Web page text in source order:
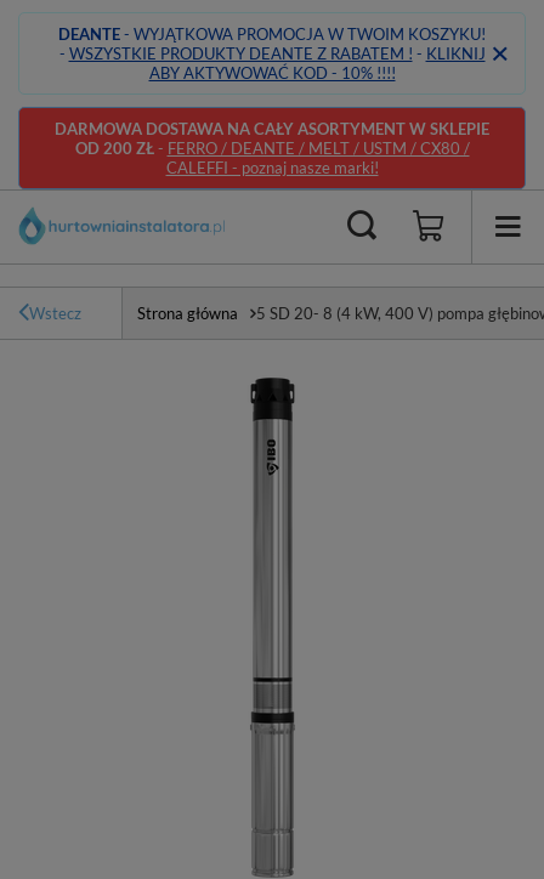
DEANTE- WYJĄTKOWA PROMOCJA W TWOIM KOSZYKU!
- WSZYSTKIE PRODUKTY DEANTE Z RABATEM ! - KLIKNIJ
ABY AKTYWOWAĆ KOD - 10% !!!!
DARMOWA DOSTAWA NA CAŁY ASORTYMENT W SKLEPIE
OD 200 ZŁ- FERRO / DEANTE / MELT / USTM / CX80 /
CALEFFI - poznaj nasze marki!
Wstecz Strona główna 5 SD 20- 8 (4 kW, 400 V) pompa